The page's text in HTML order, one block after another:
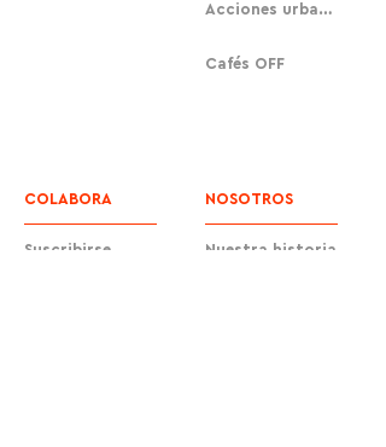
Acciones urbanas
Cafés OFF
COLABORA
Suscribirse
NOSOTROS
Nuestra historia